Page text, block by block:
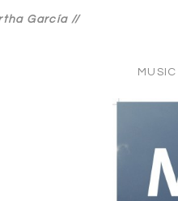
García //